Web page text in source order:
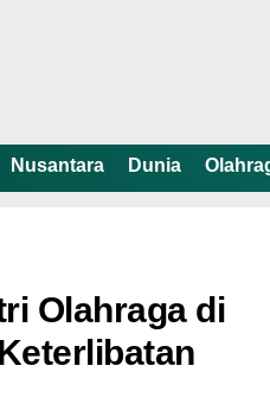
Nusantara Dunia
Olahraga di